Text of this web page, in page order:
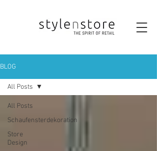
BLOG
All Posts
Schaufensterdekoration
Store
Design
All Posts